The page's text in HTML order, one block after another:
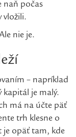
naň počas
vložili.
nie je.
– napríklad
kapitál je malý.
má na účte päť
trh klesne o
je opäť tam, kde